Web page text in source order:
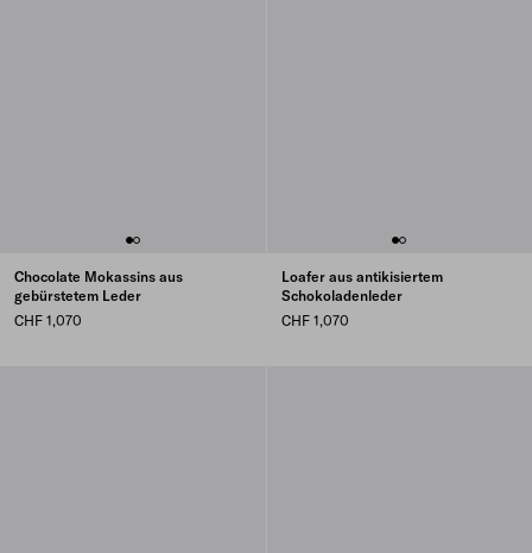
Chocolate Mokassins aus
gebürstetem Leder
CHF 1,070
Loafer aus antikisiertem
Schokoladenleder
CHF 1,070